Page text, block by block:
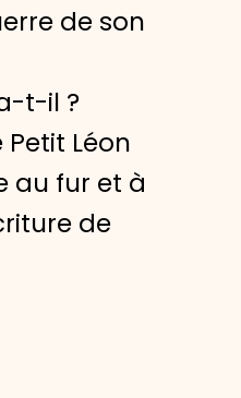
de son
t-il ?
Léon
au fur et à
de